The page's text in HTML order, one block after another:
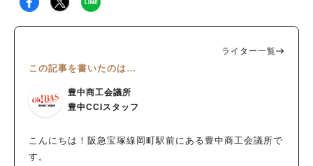
ライター一覧
この記事を書いたのは…
豊中商工会議所
豊中CCIスタッフ
こんにちは！阪急宝塚線岡町駅前にある豊中商工会議所で
す。
#教えたい／教えて投稿記事